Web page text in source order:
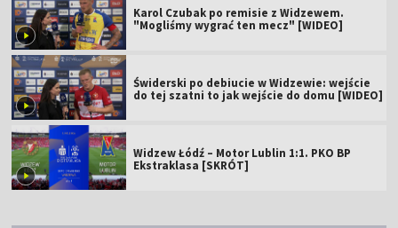
Karol Czubak po remisie z Widzewem.
"Mogliśmy wygrać ten mecz" [WIDEO]
Świderski po debiucie w Widzewie: wejście
do tej szatni to jak wejście do domu [WIDEO]
Widzew Łódź – Motor Lublin 1:1. PKO BP
Ekstraklasa [SKRÓT]